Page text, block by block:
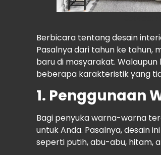
Berbicara tentang desain
Pasalnya dari tahun ke
baru di masyarakat.
beberapa karakteristik yang
1. Penggunaan
Bagi penyuka warna-warna
untuk Anda. Pasalnya, desain
seperti putih, abu-abu, hitam,